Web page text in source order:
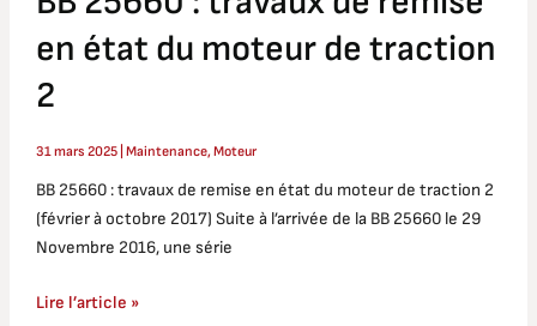
en état du moteur de traction
2
31 mars 2025 Maintenance,Moteur
BB 25660 : travaux de remise en état du moteur de traction 2
(février à octobre 2017) Suite à l’arrivée de la BB 25660 le 29
Novembre 2016, une série
Lire l’article »